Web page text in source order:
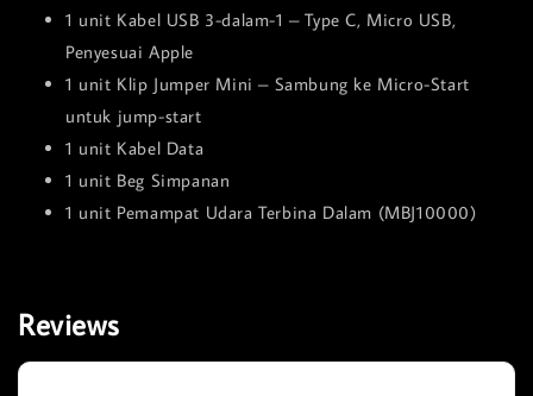
1 unit Kabel USB 3-dalam-1 – Type C, Micro USB,
Penyesuai Apple
1 unit Klip Jumper Mini – Sambung ke Micro-Start
untuk jump-start
1 unit Kabel Data
1 unit Beg Simpanan
1 unit Pemampat Udara Terbina Dalam (MBJ10000)
Reviews